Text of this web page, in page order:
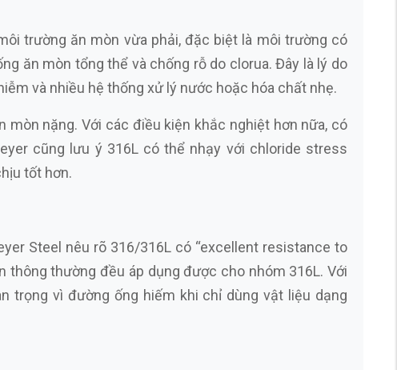
trường ăn mòn vừa phải, đặc biệt là môi trường có
ăn mòn tổng thể và chống rỗ do clorua. Đây là lý do
và nhiều hệ thống xử lý nước hoặc hóa chất nhẹ.
nặng. Với các điều kiện khắc nghiệt hơn nữa, có
cũng lưu ý 316L có thể nhạy với chloride stress
tốt hơn.
Steel nêu rõ 316/316L có “excellent resistance to
thông thường đều áp dụng được cho nhóm 316L. Với
trọng vì đường ống hiếm khi chỉ dùng vật liệu dạng